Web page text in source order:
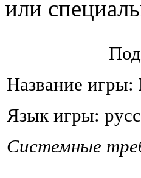
или
Название игры:
Язык игры:
Системные